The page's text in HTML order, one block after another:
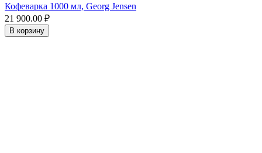
Кофеварка 1000 мл, Georg Jensen
21 900.00 ₽
В корзину